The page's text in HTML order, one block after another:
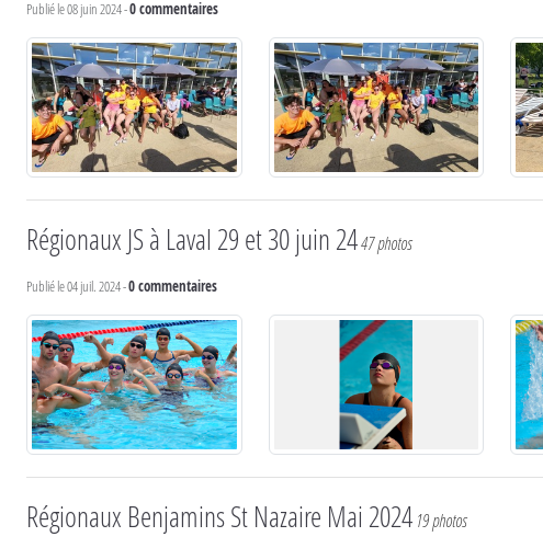
Publié le08 juin 2024-0commentaires
Régionaux JS à Laval 29 et 30 juin 2447 photos
Publié le04 juil. 2024-0commentaires
Régionaux Benjamins St Nazaire Mai 2024 19 photos